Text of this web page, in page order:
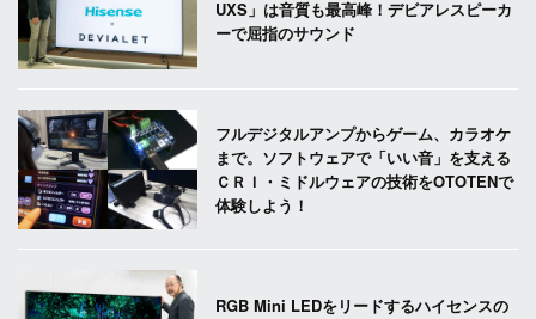
UXS」は音質も最高峰！デビアレスピーカ
ーで屈指のサウンド
フルデジタルアンプからゲーム、カラオケ
まで。ソフトウェアで「いい音」を支える
ＣＲＩ・ミドルウェアの技術をOTOTENで
体験しよう！
RGB Mini LEDをリードするハイセンスの